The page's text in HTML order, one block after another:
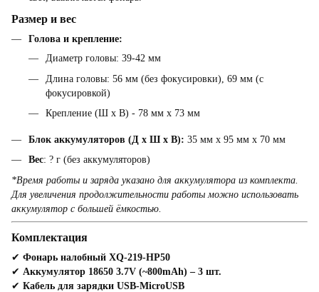
Размер и вес
Голова и крепление:
Диаметр головы: 39-42 мм
Длина головы: 56 мм (без фокусировки), 69 мм (с
фокусировкой)
Крепление (Ш x В) - 78 мм x 73 мм
Блок аккумуляторов (Д x Ш x В): 35 мм x 95 мм x 70 мм
Вес: ? г (без аккумуляторов)
*Время работы и заряда указано для аккумулятора из комплекта.
Для увеличения продолжительности работы можно использовать
аккумулятор с большей ёмкостью.
Комплектация
✔ Фонарь налобный XQ-219-HP50
✔ Аккумулятор 18650 3.7V (~800mAh) – 3 шт.
✔ Кабель для зарядки USB-MicroUSB